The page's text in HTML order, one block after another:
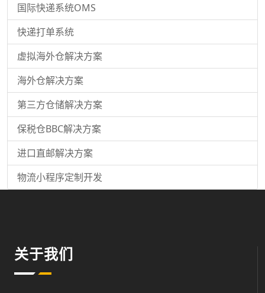
国际快递系统OMS
快递打单系统
虚拟海外仓解决方案
海外仓解决方案
第三方仓储解决方案
保税仓BBC解决方案
进口直邮解决方案
物流小程序定制开发
关于我们